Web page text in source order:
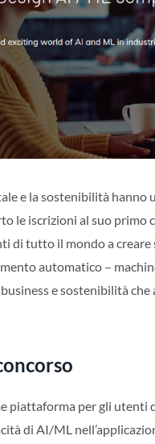
e la sostenibilità hanno
le iscrizioni al suo
di tutto il mondo a
automatico –
e sostenibilità
piattaforma per gli utenti
di AI/ML